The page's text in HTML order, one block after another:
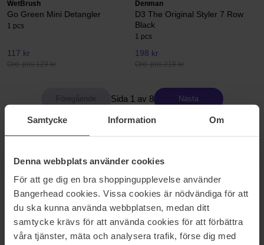
Samtycke Information Om
Denna webbplats använder cookies
För att ge dig en bra shoppingupplevelse använder
Bangerhead cookies. Vissa cookies är nödvändiga för att
du ska kunna använda webbplatsen, medan ditt
samtycke krävs för att använda cookies för att förbättra
våra tjänster, mäta och analysera trafik, förse dig med
WetBrush
Go Green Mini Detangler
1 pcs
117 kr
Ord. pris 129 kr
Denman
D3 The Original Styler 7 Row
Black
1 pcs
198 kr
Ord. pris 219 kr
Sida 1 av 8 Nästa
HÅRBORSTE & TILLBEHÖR
jobba fram en snygg frisyr men även för att ta hand om och sköta
ditt hår dagligen. Hos oss på Bangerhead hittar du alla
hårvårdsverktyg och tillbehör som du kan tänkas behöva. Från